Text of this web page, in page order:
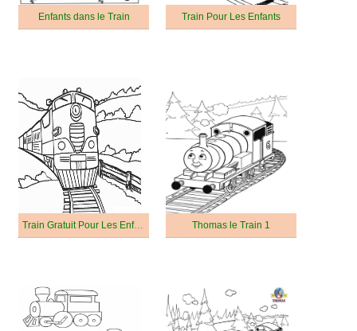
Enfants dans le Train Train Pour Les Enfants
Train Gratuit Pour Les Enfants Thomas le Train 1